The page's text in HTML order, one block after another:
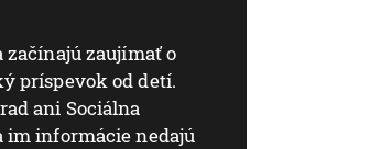
začínajú zaujímať o
príspevok od detí.
ani Sociálna
im informácie nedajú